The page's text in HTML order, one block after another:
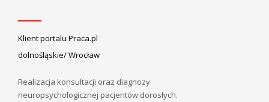
Klient portalu Praca.pl
dolnośląskie/ Wrocław
Realizacja konsultacji oraz diagnozy
neuropsychologicznej pacjentów dorosłych.